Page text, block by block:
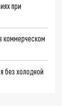
при
коммерческом
без холодной